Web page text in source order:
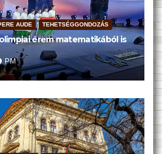
AUDE TEHETSÉGGONDOZÁS
érem matematikából is
PM